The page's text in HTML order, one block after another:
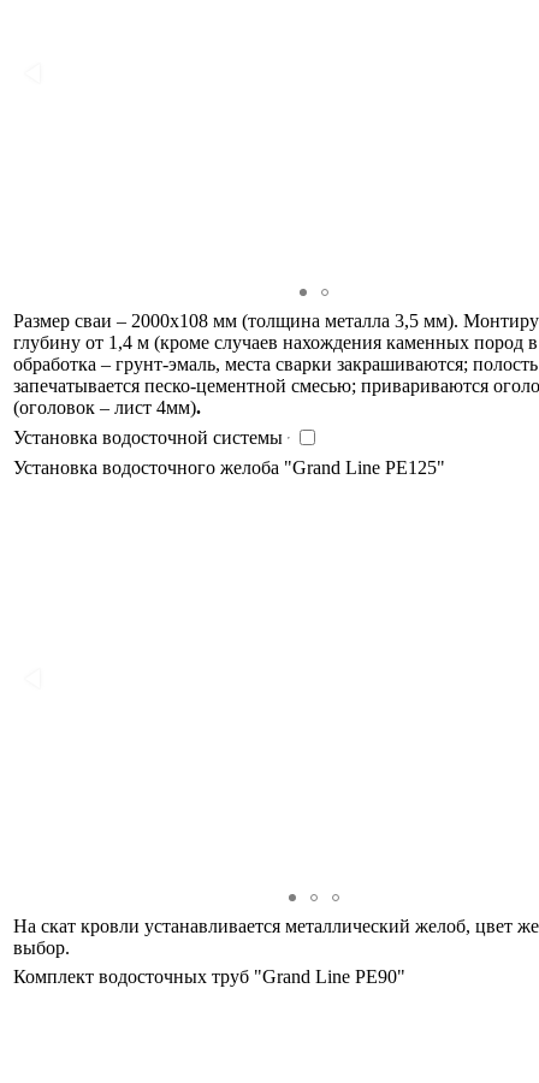
Размер сваи – 2000х108 мм (толщина металла 3,5 мм).
глубину от 1,4 м (кроме случаев нахождения каменных пород
обработка – грунт-эмаль, места сварки закрашиваются;
запечатывается песко-цементной смесью; привариваются
(оголовок – лист 4мм).
Установка водосточной системы
Установка водосточного желоба "Grand Line PE125"
На скат кровли устанавливается металлический желоб, цвет
выбор.
Комплект водосточных труб "Grand Line PE90"